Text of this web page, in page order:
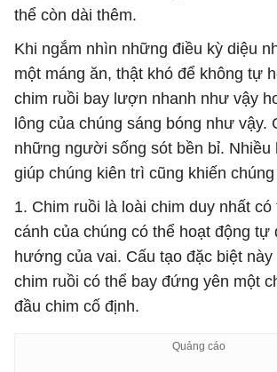
thể còn dài thêm.
Khi ngắm nhìn những điều kỳ diệu
một máng ăn, thật khó để không tự
chim ruồi bay lượn nhanh như vậy
lông của chúng sáng bóng như vậy.
những người sống sót bền bỉ. Nhiều
giúp chúng kiên trì cũng khiến
1. Chim ruồi là loài chim duy nhất
cánh của chúng có thể hoạt động tự
hướng của vai. Cấu tạo đặc biệt
chim ruồi có thể bay đứng yên một
đầu chim cố định.